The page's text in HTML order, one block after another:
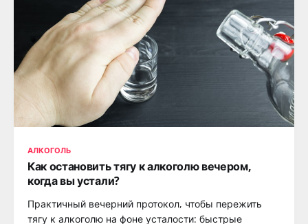
АЛКОГОЛЬ
Как остановить тягу к алкоголю вечером,
когда вы устали?
Практичный вечерний протокол, чтобы пережить
тягу к алкоголю на фоне усталости: быстрые